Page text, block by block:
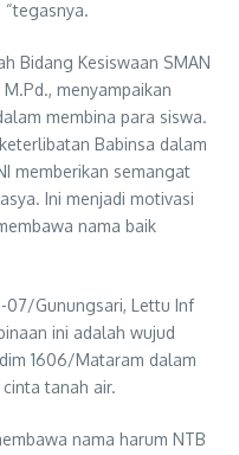
Bidang Kesiswaan SMAN
menyampaikan
membina para siswa.
Babinsa dalam
memberikan semangat
Ini menjadi motivasi
nama baik
07/Gunungsari, Lettu Inf
ini adalah wujud
1606/Mataram dalam
tanah air.
nama harum NTB